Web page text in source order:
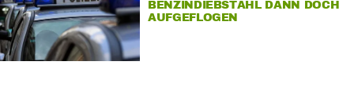
BENZINDIEBSTAHL DANN DOCH
AUFGEFLOGEN